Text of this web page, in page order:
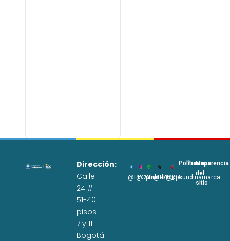
Dirección:
Calle
24 #
51-40
pisos
7 y 11.
Bogotá
@EPCundi
@Epcundi
WhatsApp
@EPC_SA
@Epcundinamarca
Políticas
Transparencia
Mapa
del
sitio